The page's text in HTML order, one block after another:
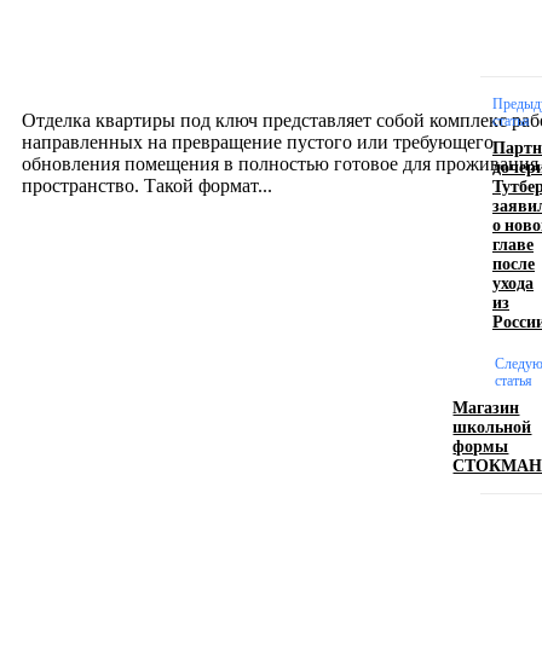
Отделка квартиры под ключ представляет собой комплекс
направленных на превращение пустого или требующего
обновления помещения в полностью готовое для проживания
пространство. Такой формат...
логотипом: эффективный инструмент бренда
Девушка в бокале: легендарный номер бурлеска
статья
о
главе
после
ухода
из
статья
Магазин
школьной
формы